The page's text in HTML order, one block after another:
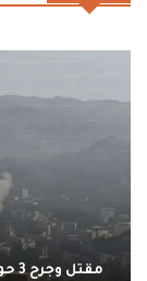
مقتل وجرح 3 حوثيين في اشتباكات غرب تعز